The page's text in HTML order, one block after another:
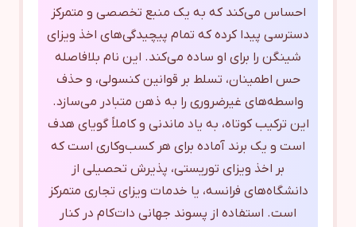
احساس می‌کند که به یک منبع تخصصی و متمرکز
دسترسی پیدا کرده که تمام پیچیدگی‌های اخذ ویزای
شینگن را برای او ساده می‌کند. این نام بلافاصله
حس اطمینان، تسلط بر قوانین کنسولی، و حذف
واسطه‌های غیرضروری را به ذهن متبادر می‌سازد.
این ترکیب کوتاه، به یاد ماندنی و کاملاً گویای هدف
است و یک برند آماده برای هر کسب‌وکاری است که
بر اخذ ویزای توریستی، پذیرش تحصیلی از
دانشگاه‌های فرانسه، یا خدمات ویزای تجاری متمرکز
است. استفاده از پسوند جهانی دات‌کام در کنار